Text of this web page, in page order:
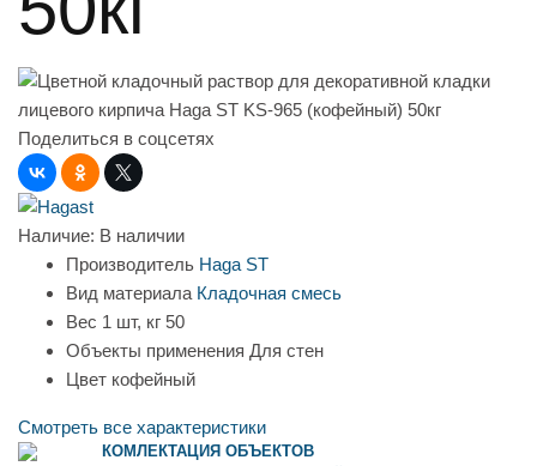
Поделиться в соцсетях
Наличие: В наличии
Производитель Haga ST
Вид материала Кладочная смесь
Вес 1 шт, кг 50
Объекты применения Для стен
Цвет кофейный
Смотреть все характеристики
КОМЛЕКТАЦИЯ ОБЪЕКТОВ